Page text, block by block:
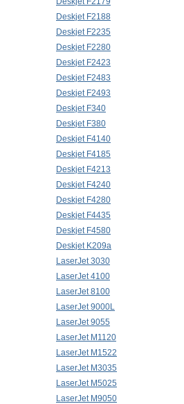
Deskjet F2188
Deskjet F2235
Deskjet F2280
Deskjet F2423
Deskjet F2483
Deskjet F2493
Deskjet F340
Deskjet F380
Deskjet F4140
Deskjet F4185
Deskjet F4213
Deskjet F4240
Deskjet F4280
Deskjet F4435
Deskjet F4580
Deskjet K209a
LaserJet 3030
LaserJet 4100
LaserJet 8100
LaserJet 9000L
LaserJet 9055
LaserJet M1120
LaserJet M1522
LaserJet M3035
LaserJet M5025
LaserJet M9050